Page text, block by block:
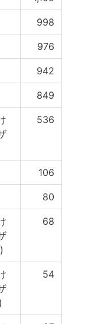
998
976
942
849
536
106
80
68
54